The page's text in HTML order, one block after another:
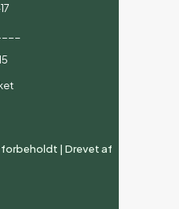
| Drevet af